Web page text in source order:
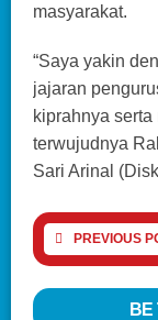
masyarakat.
“Saya yakin
jajaran
kiprahnya
terwujudnya
Sari Arinal
PREVIOUS